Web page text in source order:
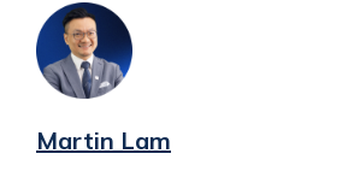
Martin Lam